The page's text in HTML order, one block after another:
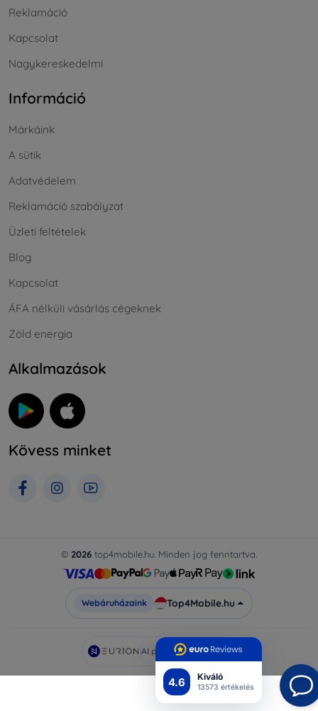
4.6 Kiváló
13573 értékelés
Reklamáció
Kapcsolat
Nagykereskedelmi
Információ
Márkáink
A sütik
Adatvédelem
Reklamáció szabályzat
Üzleti feltételek
Blog
Kapcsolat
ÁFA nélküli vásárlás cégeknek
Zöld energia
Alkalmazások
Kövess minket
© 2026 top4mobile.hu. Minden jog fenntartva.
Webáruházaink Top4Mobile.hu
AI powered byEurion